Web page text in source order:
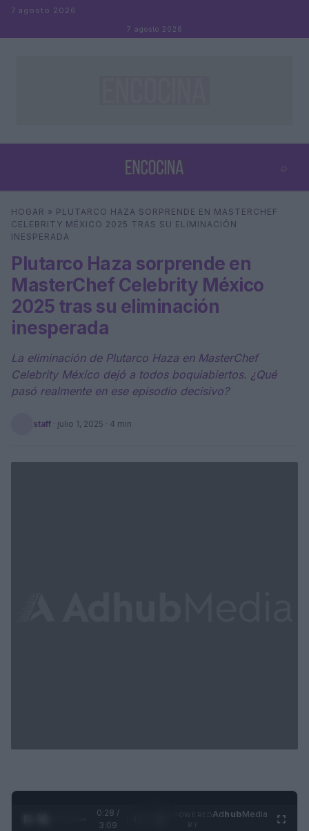
Saltar al contenido
7 agosto 2026
7 agosto 2026
⌕
Buscar ⌕
HOGAR » PLUTARCO HAZA SORPRENDE EN MASTERCHEF
CELEBRITY MÉXICO 2025 TRAS SU ELIMINACIÓN
INESPERADA
Plutarco Haza sorprende en
MasterChef Celebrity México
2025 tras su eliminación
inesperada
La eliminación de Plutarco Haza en MasterChef
Celebrity México dejó a todos boquiabiertos. ¿Qué
pasó realmente en ese episodio decisivo?
staff · julio 1, 2025 · 4 min
0:29 /
3:09
AdhubMedia